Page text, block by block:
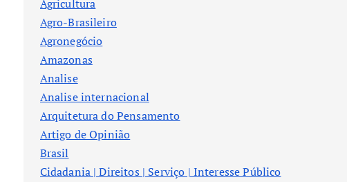
Agricultura
Agro-Brasileiro
Agronegócio
Amazonas
Analise
Analise internacional
Arquitetura do Pensamento
Artigo de Opinião
Brasil
Cidadania | Direitos | Serviço | Interesse Público